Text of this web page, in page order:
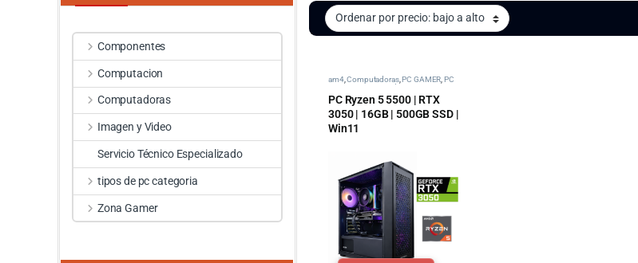
am4,Computadoras,PC GAMER, PC
PC Ryzen 5 5500 | RTX
3050 | 16GB | 500GB SSD |
Win11
Componentes
Computacion
Computadoras
Imagen y Video
Servicio Técnico Especializado
tipos de pc categoria
Zona Gamer